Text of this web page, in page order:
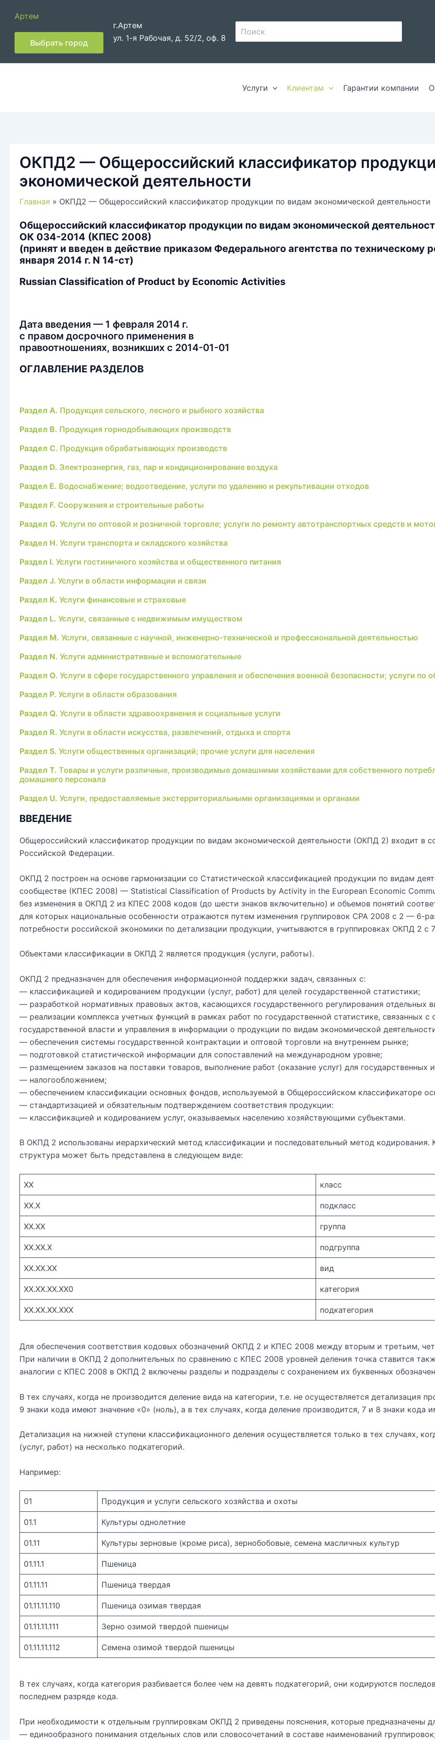
содержимому
Артем
Выбрать город
г.Артем
ул. 1-я Рабочая, д. 52/2, оф. 8
Поиск:
Услуги Клиентам Гарантии компании
ОКПД2 — Общероссийский классификатор
экономической деятельности
Главная ОКПД2 — Общероссийский классификатор продукции по видам экономической деятельности
Общероссийский классификатор продукции по видам экономической
ОК 034-2014 (КПЕС 2008)
(принят и введен в действие приказом Федерального агентства по техническому
января 2014 г. N 14-ст)
Russian Classification of Product by Economic Activities
Дата введения — 1 февраля 2014 г.
с правом досрочного применения в
правоотношениях, возникших с 2014-01-01
ОГЛАВЛЕНИЕ РАЗДЕЛОВ
Раздел A. Продукция сельского, лесного и рыбного хозяйства
Раздел B. Продукция горнодобывающих производств
Раздел C. Продукция обрабатывающих производств
Раздел D. Электроэнергия, газ, пар и кондиционирование воздуха
Раздел E. Водоснабжение; водоотведение, услуги по удалению и рекультивации отходов
Раздел F. Сооружения и строительные работы
Раздел G. Услуги по оптовой и розничной торговле; услуги по ремонту автотранспортных средств и
Раздел H. Услуги транспорта и складского хозяйства
Раздел I. Услуги гостиничного хозяйства и общественного питания
Раздел J. Услуги в области информации и связи
Раздел K. Услуги финансовые и страховые
Раздел L. Услуги, связанные с недвижимым имуществом
Раздел M. Услуги, связанные с научной, инженерно-технической и профессиональной деятельностью
Раздел N. Услуги административные и вспомогательные
Раздел O. Услуги в сфере государственного управления и обеспечения военной безопасности; услуги
Раздел P. Услуги в области образования
Раздел Q. Услуги в области здравоохранения и социальные услуги
Раздел R. Услуги в области искусства, развлечений, отдыха и спорта
Раздел S. Услуги общественных организаций; прочие услуги для населения
Раздел T. Товары и услуги различные, производимые домашними хозяйствами для собственного
домашнего персонала
Раздел U. Услуги, предоставляемые экстерриториальными организациями и органами
ВВЕДЕНИЕ
Общероссийский классификатор продукции по видам экономической деятельности (ОКПД 2) входит в
Российской Федерации.
ОКПД 2 построен на основе гармонизации со Статистической классификацией продукции по видам
сообществе (КПЕС 2008) — Statistical Classification of Products by Activity in the European Economic
без изменения в ОКПД 2 из КПЕС 2008 кодов (до шести знаков включительно) и объемов понятий
для которых национальные особенности отражаются путем изменения группировок СРА 2008 с 2 — 6-
потребности российской экономики по детализации продукции, учитываются в группировках ОКПД 2
Объектами классификации в ОКПД 2 является продукция (услуги, работы).
ОКПД 2 предназначен для обеспечения информационной поддержки задач, связанных с:
— классификацией и кодированием продукции (услуг, работ) для целей государственной статистики;
— разработкой нормативных правовых актов, касающихся государственного регулирования отдельных
— реализации комплекса учетных функций в рамках работ по государственной статистике, связанных с
государственной власти и управления в информации о продукции по видам экономической
— обеспечения системы государственной контрактации и оптовой торговли на внутреннем рынке;
— подготовкой статистической информации для сопоставлений на международном уровне;
— размещением заказов на поставки товаров, выполнение работ (оказание услуг) для государственных
— налогообложением;
— обеспечением классификации основных фондов, используемой в Общероссийском классификаторе
— стандартизацией и обязательным подтверждением соответствия продукции:
— классификацией и кодированием услуг, оказываемых населению хозяйствующими субъектами.
В ОКПД 2 использованы иерархический метод классификации и последовательный метод кодирования.
структура может быть представлена в следующем виде:
XX класс
XX.X подкласс
XX.XX группа
XX.XX.X подгруппа
XX.XX.XX вид
XX.XX.XX.XX0 категория
XX.XX.XX.XXX подкатегория
Для обеспечения соответствия кодовых обозначений ОКПД 2 и КПЕС 2008 между вторым и третьим,
При наличии в ОКПД 2 дополнительных по сравнению с КПЕС 2008 уровней деления точка ставится
аналогии с КПЕС 2008 в ОКПД 2 включены разделы и подразделы с сохранением их буквенных
В тех случаях, когда не производится деление вида на категории, т.е. не осуществляется детализация
9 знаки кода имеют значение «0» (ноль), а в тех случаях, когда деление производится, 7 и 8 знаки кода
Детализация на нижней ступени классификационного деления осуществляется только в тех случаях,
(услуг, работ) на несколько подкатегорий.
Например:
01 Продукция и услуги сельского хозяйства и охоты
01.1 Культуры однолетние
01.11 Культуры зерновые (кроме риса), зернобобовые, семена масличных культур
01.11.1 Пшеница
01.11.11 Пшеница твердая
01.11.11.110 Пшеница озимая твердая
01.11.11.111 Зерно озимой твердой пшеницы
01.11.11.112 Семена озимой твердой пшеницы
В тех случаях, когда категория разбивается более чем на девять подкатегорий, они кодируются
последнем разряде кода.
При необходимости к отдельным группировкам ОКПД 2 приведены пояснения, которые предназначены
— единообразного понимания отдельных слов или словосочетаний в составе наименований